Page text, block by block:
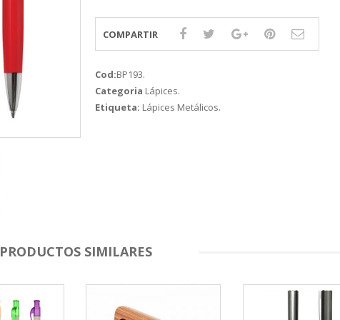
COMPARTIR
Cod:BP193.
Categoria Lápices.
Etiqueta: Lápices Metálicos.
PRODUCTOS SIMILARES